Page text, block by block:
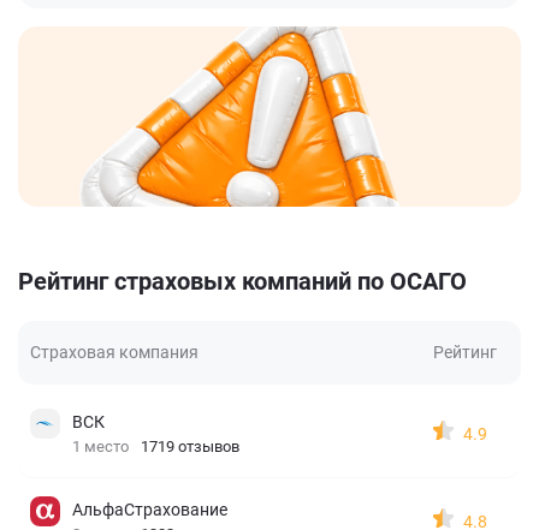
Рейтинг страховых компаний по ОСАГО
Страховая компания Рейтинг
ВСК
1 место 1719 отзывов
4.9
АльфаСтрахование
4.8